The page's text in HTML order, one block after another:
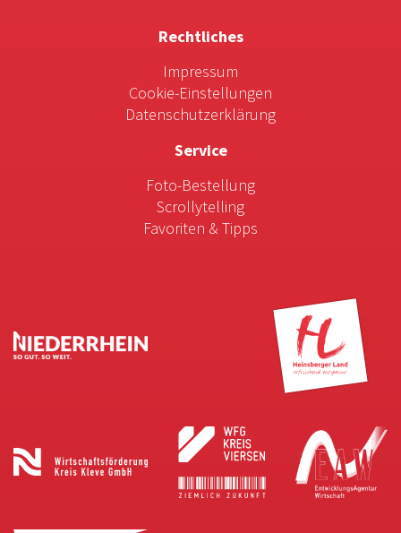
Rechtliches
Impressum
Cookie-Einstellungen
Datenschutzerklärung
Service
Foto-Bestellung
Scrollytelling
Favoriten & Tipps